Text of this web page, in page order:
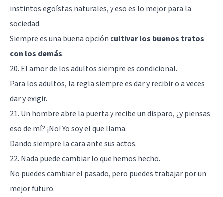
instintos egoístas naturales, y eso es lo mejor para la
sociedad.
Siempre es una buena opción cultivar los buenos tratos
con los demás.
20. El amor de los adultos siempre es condicional.
Para los adultos, la regla siempre es dar y recibir o a veces
dar y exigir.
21. Un hombre abre la puerta y recibe un disparo, ¿y piensas
eso de mí? ¡No! Yo soy el que llama.
Dando siempre la cara ante sus actos.
22. Nada puede cambiar lo que hemos hecho.
No puedes cambiar el pasado, pero puedes trabajar por un
mejor futuro.